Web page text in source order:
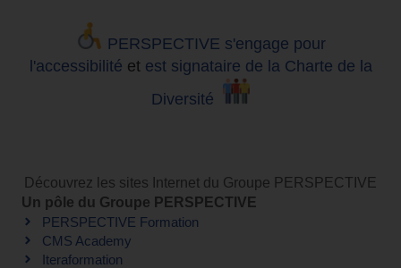
PERSPECTIVE s'engage pour
l'accessibilité et est signataire de la Charte de la
Diversité
Découvrez les sites Internet du Groupe PERSPECTIVE
Un pôle du Groupe PERSPECTIVE
PERSPECTIVE Formation
CMS Academy
Iteraformation